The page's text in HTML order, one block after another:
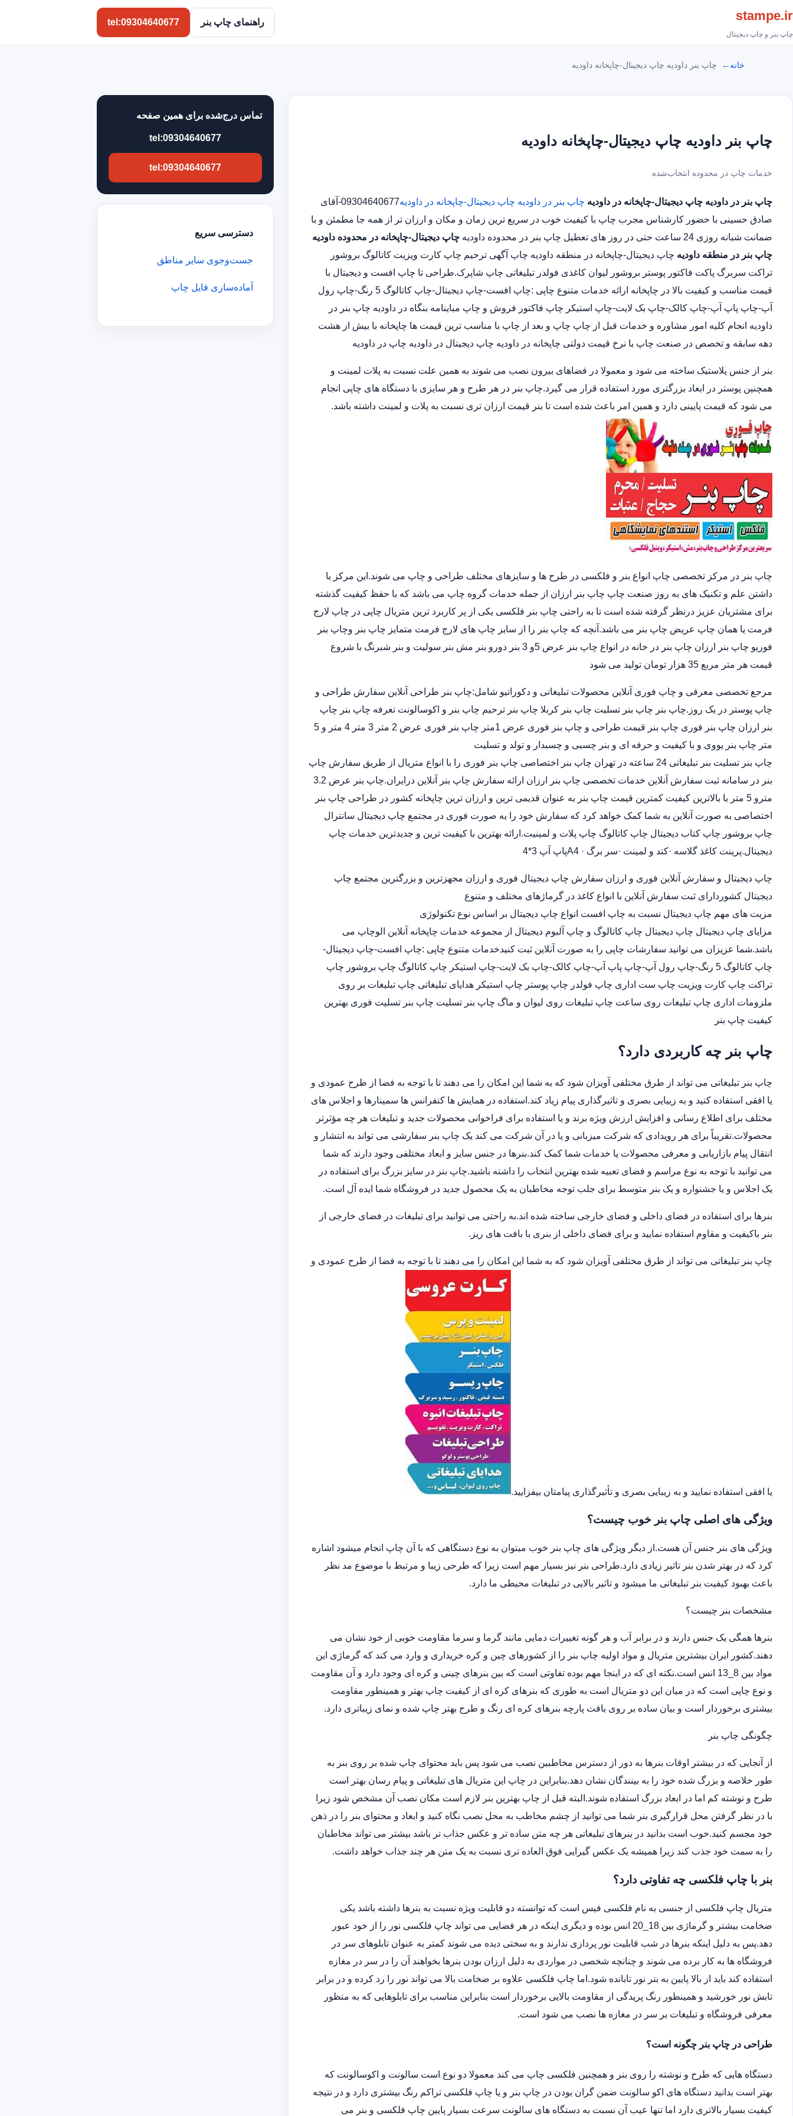
stampe.ir
چاپ بنر و چاپ دیجیتال
راهنمای چاپ بنر tel:09304640677
خانه چاپ بنر داودیه چاپ دیجیتال-چاپخانه داودیه
چاپ بنر داودیه چاپ دیجیتال-چاپخانه داودیه
خدمات چاپ در محدوده انتخاب‌شده
چاپ بنر در داودیه چاپ دیجیتال-چاپخانه در داودیه چاپ بنر در داودیه چاپ دیجیتال-چاپخانه در داودیه
09304640677-آقای
صادق حسینی با حضور کارشناس مجرب چاپ با کیفیت خوب در سریع ترین زمان و مکان و ارزان تر از همه جا مطمئن و با
ضمانت شبانه روزی 24 ساعت حتی در روز های تعطیل چاپ بنر در محدوده داودیه
چاپ دیجیتال-چاپخانه در محدوده داودیه
چاپ بنر در منطقه داودیه چاپ دیجیتال-چاپخانه در منطقه داودیه چاپ آگهی ترحیم چاپ کارت ویزیت کاتالوگ بروشور
تراکت سربرگ پاکت فاکتور پوستر بروشور لیوان کاغذی فولدر تبلیغاتی چاپ شاپرک.طراحی تا چاپ افست و دیجیتال با
قیمت مناسب و کیفیت بالا در چاپخانه ارائه خدمات متنوع چاپی :چاپ افست-چاپ دیجیتال-چاپ کاتالوگ 5 رنگ-چاپ رول
آپ-چاپ پاپ آپ-چاپ کالک-چاپ بک لایت-چاپ استیکر چاپ فاکتور فروش و چاپ مباینامه بنگاه در داودیه چاپ بنر در
داودیه انجام کلیه امور مشاوره و خدمات قبل از چاپ چاپ و بعد از چاپ با مناسب ترین قیمت ها چاپخانه با بیش از هشت
دهه سابقه و تخصص در صنعت چاپ با نرخ قیمت دولتی چاپخانه در داودیه چاپ دیجیتال در داودیه چاپ در داودیه
بنر از جنس پلاستیک ساخته می شود و معمولا در فضاهای بیرون نصب می شوند به همین علت نسبت به پلات لمینت و
همچنین پوستر در ابعاد بزرگتری مورد استفاده قرار می گیرد.چاپ بنر در هر طرح و هر سایزی با دستگاه های چاپی انجام
می شود که قیمت پایینی دارد و همین امر باعث شده است تا بنر قیمت ارزان تری نسبت به پلات و لمینت داشته باشد.
چاپ بنر در مرکز تخصصی چاپ انواع بنر و فلکسی در طرح ها و سایزهای مختلف طراحی و چاپ می شوند.این مرکز با
داشتن علم و تکنیک های به روز صنعت چاپ چاپ بنر ارزان از جمله خدمات گروه چاپ می باشد که با حفظ کیفیت گذشته
برای مشتریان عزیز درنظر گرفته شده است تا به راحتی چاپ بنر فلکسی یکی از پر کاربرد ترین متریال چاپی در چاپ لارج
فرمت یا همان چاپ عریض چاپ بنر می باشد.آنچه که چاپ بنر را از سایر چاپ های لارج فرمت متمایز چاپ بنر وچاپ بنر
فوریو چاپ بنر ارزان چاپ بنر در خانه در انواع چاپ بنر عرض 5و 3 بنر دورو بنر مش بنر سولیت و بنر شبرنگ با شروع
قیمت هر متر مربع 35 هزار تومان تولید می شود
مرجع تخصصی معرفی و چاپ فوری آنلاین محصولات تبلیغاتی و دکوراتیو شامل:چاپ بنر طراحی آنلاین سفارش طراحی و
چاپ پوستر در یک روز.چاپ بنر چاپ بنر تسلیت چاپ بنر کربلا چاپ بنر ترحیم چاپ بنر و اکوسالونت تعرفه چاپ بنر چاپ
بنر ارزان چاپ بنر فوری چاپ بنر قیمت طراحی و چاپ بنر فوری عرض 1متر چاپ بنر فوری عرض 2 متر 3 متر 4 متر و 5
متر چاپ بنر یووی و با کیفیت و حرفه ای و بنر چسبی و چسبدار و تولد و تسلیت
چاپ بنر تسلیت بنر تبلیغاتی 24 ساعته در تهران چاپ بنر اختصاصی چاپ بنر فوری را با انواع متریال از طریق سفارش چاپ
بنر در سامانه ثبت سفارش آنلاین خدمات تخصصی چاپ بنر ارزان ارائه سفارش چاپ بنر آنلاین درایران.چاپ بنر عرض 3.2
مترو 5 متر با بالاترین کیفیت کمترین قیمت چاپ بنر به عنوان قدیمی ترین و ارزان ترین چاپخانه کشور در طراحی چاپ بنر
اختصاصی به صورت آنلاین به شما کمک خواهد کرد که سفارش خود را به صورت فوری در مجتمع چاپ دیجیتال سانترال
چاپ بروشور چاپ کتاب دیجیتال چاپ کاتالوگ چاپ پلات و لمینیت.ارائه بهترین با کیفیت ترین و جدیدترین خدمات چاپ
دیجیتال.پرینت کاغذ گلاسه ·‎کتد و لمینت ·‎سر برگ A4 ·‎پاپ آپ 3*4
چاپ دیجیتال و سفارش آنلاین فوری و ارزان سفارش چاپ دیجیتال فوری و ارزان مجهزترین و بزرگترین مجتمع چاپ
دیجیتال کشوردارای ثبت سفارش آنلاین با انواع کاغذ در گرماژهای مختلف و متنوع
مزیت های مهم چاپ دیجیتال نسبت به چاپ افست انواع چاپ دیجیتال بر اساس نوع تکنولوژی
مزایای چاپ دیجیتال چاپ دیجیتال چاپ کاتالوگ و چاپ آلبوم دیجیتال از مجموعه خدمات چاپخانه آنلاین الوچاپ می
باشد.شما عزیزان می توانید سفارشات چاپی را به صورت آنلاین ثبت کنیدخدمات متنوع چاپی :چاپ افست-چاپ دیجیتال-
چاپ کاتالوگ 5 رنگ-چاپ رول آپ-چاپ پاپ آپ-چاپ کالک-چاپ بک لایت-چاپ استیکر چاپ کاتالوگ چاپ بروشور چاپ
تراکت چاپ کارت ویزیت چاپ ست اداری چاپ فولدر چاپ پوستر چاپ استیکر هدایای تبلیغاتی چاپ تبلیغات بر روی
ملزومات اداری چاپ تبلیغات روی ساعت چاپ تبلیغات روی لیوان و ماگ چاپ بنر تسلیت چاپ بنر تسلیت فوری بهترین
کیفیت چاپ بنر
چاپ بنر چه کاربردی دارد؟
چاپ بنر تبلیغاتی می تواند از طرق مختلفی آویزان شود که به شما این امکان را می دهند تا با توجه به فضا از طرح عمودی و
یا افقی استفاده کنید و به زییایی بصری و تاثیرگذاری پیام زیاد کند.استفاده در همایش ها کنفرانس ها سمینارها و اجلاس های
مختلف برای اطلاع رسانی و افزایش ارزش ویژه برند و یا استفاده برای فراخوانی محصولات جدید و تبلیغات هر چه مؤثرتر
محصولات.تقریباً برای هر رویدادی که شرکت میزبانی و یا در آن شرکت می کند یک چاپ بنر سفارشی می تواند به انتشار و
انتقال پیام بازاریابی و معرفی محصولات یا خدمات شما کمک کند.بنرها در جنس سایز و ابعاد مختلفی وجود دارند که شما
می توانید با توجه به نوع مراسم و فضای تعبیه شده بهترین انتخاب را داشته باشید.چاپ بنر در سایز بزرگ برای استفاده در
یک اجلاس و یا جشنواره و یک بنر متوسط برای جلب توجه مخاطبان به یک محصول جدید در فروشگاه شما ایده آل است.
بنرها برای استفاده در فضای داخلی و فضای خارجی ساخته شده اند.به راحتی می توانید برای تبلیغات در فضای خارجی از
بنر باکیفیت و مقاوم استفاده نمایید و برای فضای داخلی از بنری با بافت های ریز.
چاپ بنر تبلیغاتی می تواند از طرق مختلفی آویزان شود که به شما این امکان را می دهند تا با توجه به فضا از طرح عمودی و
یا افقی استفاده نمایید و به زیبایی بصری و تأثیرگذاری پیامتان بیفزایید.
ویژگی های اصلی چاپ بنر خوب چیست؟
ویژگی های بنر جنس آن هست.از دیگر ویژگی های چاپ بنر خوب میتوان به نوع دستگاهی که با آن چاپ انجام میشود اشاره
کرد که در بهتر شدن بنر تاثیر زیادی دارد.طراحی بنر نیز بسیار مهم است زیرا که طرحی زیبا و مرتبط با موضوع مد نظر
باعث بهبود کیفیت بنر تبلیغاتی ما میشود و تاثیر بالایی در تبلیغات محیطی ما دارد.
مشخصات بنر چیست؟
بنرها همگی یک جنس دارند و در برابر آب و هر گونه تغییرات دمایی مانند گرما و سرما مقاومت خوبی از خود نشان می
دهند.کشور ایران بیشترین متریال و مواد اولیه چاپ بنر را از کشورهای چین و کره خریداری و وارد می کند که گرماژی این
مواد بین 8_13 انس است.نکته ای که در اینجا مهم بوده تفاوتی است که بین بنرهای چینی و کره ای وجود دارد و آن مقاومت
و نوع چاپی است که در میان این دو متریال است به طوری که بنرهای کره ای از کیفیت چاپ بهتر و همینطور مقاومت
بیشتری برخوردار است و بیان ساده بر روی بافت پارچه بنرهای کره ای رنگ و طرح بهتر چاپ شده و نمای زیباتری دارد.
چگونگی چاپ بنر
از آنجایی که در بیشتر اوقات بنرها به دور از دسترس مخاطبین نصب می شود پس باید محتوای چاپ شده بر روی بنر به
طور خلاصه و بزرگ شده خود را به بینندگان نشان دهد.بنابراین در چاپ این متریال های تبلیغاتی و پیام رسان بهتر است
طرح و نوشته کم اما در ابعاد بزرگ استفاده شوند.البته قبل از چاپ بهترین بنر لازم است مکان نصب آن مشخص شود زیرا
با در نظر گرفتن محل قرارگیری بنر شما می توانید از چشم مخاطب به محل نصب نگاه کنید و ابعاد و محتوای بنر را در ذهن
خود مجسم کنید.خوب است بدانید در بنرهای تبلیغاتی هر چه متن ساده تر و عکس جذاب تر باشد بیشتر می تواند مخاطبان
را به سمت خود جذب کند زیرا همیشه یک عکس گیرایی فوق العاده تری نسبت به یک متن هر چند جذاب خواهد داشت.
بنر با چاپ فلکسی چه تفاوتی دارد؟
متریال چاپ فلکسی از جنسی به نام فلکسی فیس است که توانسته دو قابلیت ویژه نسبت به بنرها داشته باشد یکی
ضخامت بیشتر و گرماژی بین 18_20 انس بوده و دیگری اینکه در هر فضایی می تواند چاپ فلکسی نور را از خود عبور
دهد.پس به دلیل اینکه بنرها در شب قابلیت نور پردازی ندارند و به سختی دیده می شوند کمتر به عنوان تابلوهای سر در
فروشگاه ها به کار برده می شوند و چنانچه شخصی در مواردی به دلیل ارزان بودن بنرها بخواهند آن را در سر در مغازه
استفاده کند باید از بالا پایین به بنر نور تابانده شود.اما چاپ فلکسی علاوه بر ضخامت بالا می تواند نور را رد کرده و در برابر
تابش نور خورشید و همینطور رنگ پریدگی از مقاومت بالایی برخوردار است بنابراین مناسب برای تابلوهایی که به منظور
معرفی فروشگاه و تبلیغات بر سر در مغازه ها نصب می شود است.
طراحی در چاپ بنر چگونه است؟
دستگاه هایی که طرح و نوشته را روی بنر و همچنین فلکسی چاپ می کند معمولا دو نوع است سالونت و اکوسالونت که
بهتر است بدانید دستگاه های اکو سالونت ضمن گران بودن در چاپ بنر و یا چاپ فلکسی تراکم رنگ بیشتری دارد و در نتیجه
کیفیت بسیار بالاتری دارد اما تنها عیب آن نسبت به دستگاه های سالونت سرعت بسیار پایین چاپ فلکسی و بنر می
تماس درج‌شده برای همین صفحه
tel:09304640677
tel:09304640677
دسترسی سریع
جست‌وجوی سایر مناطق
آماده‌سازی فایل چاپ